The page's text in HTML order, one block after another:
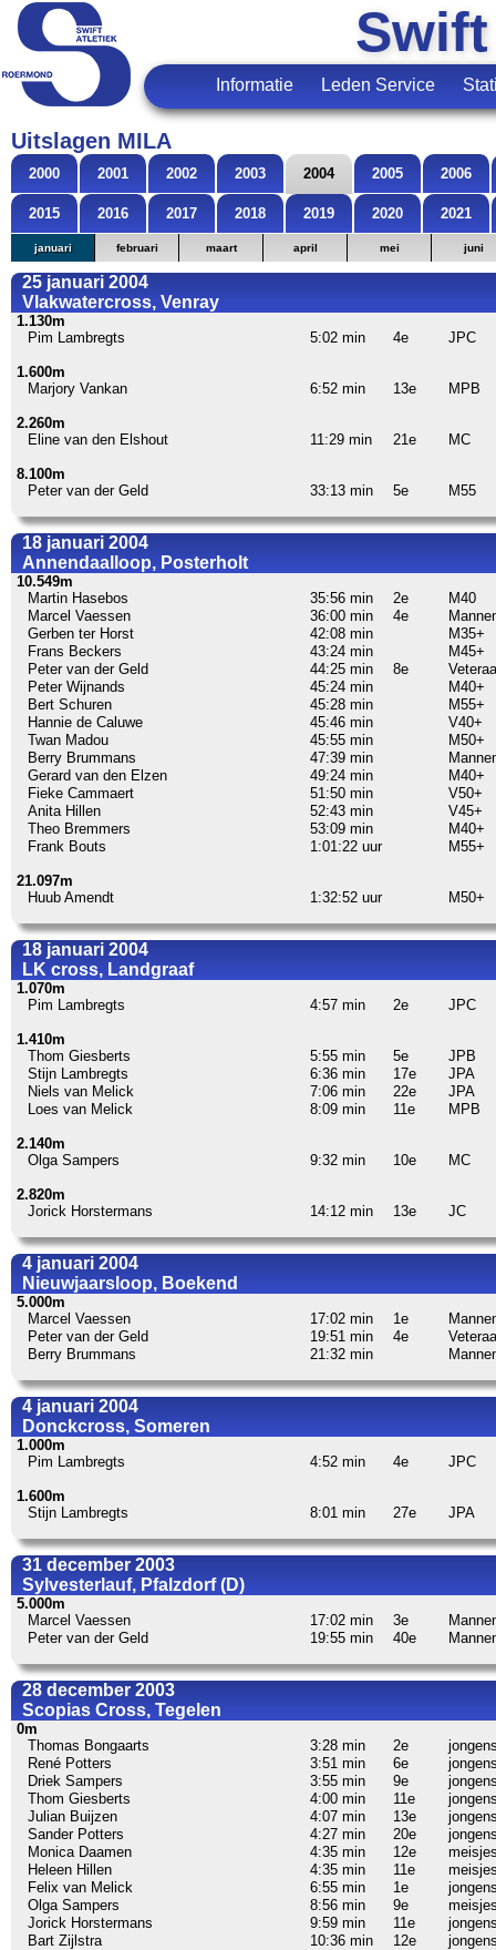
Informatie Leden Service
Uitslagen MILA
2000 2001 2002 2003 2004 2005 2006
2015 2016 2017 2018 2019 2020 2021
januari februari maart april mei juni
25 januari 2004
Vlakwatercross, Venray
1.130m
Pim Lambregts
5:02 min 4e JPC
1.600m
Marjory Vankan
6:52 min 13e MPB
2.260m
Eline van den Elshout
11:29 min 21e MC
8.100m
Peter van der Geld
33:13 min 5e M55
18 januari 2004
Annendaalloop, Posterholt
10.549m
Martin Hasebos
35:56 min 2e
M40
Marcel Vaessen
36:00 min 4e
Gerben ter Horst
42:08 min
M35+
Frans Beckers
43:24 min
M45+
Peter van der Geld
44:25 min 8e
Peter Wijnands
45:24 min
M40+
Bert Schuren
45:28 min
M55+
Hannie de Caluwe
45:46 min
V40+
Twan Madou
45:55 min
M50+
Berry Brummans
47:39 min
Gerard van den Elzen
49:24 min
M40+
Fieke Cammaert
51:50 min
V50+
Anita Hillen
52:43 min
V45+
Theo Bremmers
53:09 min
M40+
Frank Bouts
1:01:22 uur M55+
21.097m
Huub Amendt
1:32:52 uur M50+
18 januari 2004
LK cross, Landgraaf
1.070m
Pim Lambregts
4:57 min 2e JPC
1.410m
Thom Giesberts
5:55 min 5e
JPB
Stijn Lambregts
6:36 min 17e
JPA
Niels van Melick
7:06 min 22e
JPA
Loes van Melick
8:09 min 11e MPB
2.140m
Olga Sampers
9:32 min 10e MC
2.820m
Jorick Horstermans
14:12 min 13e JC
4 januari 2004
Nieuwjaarsloop, Boekend
5.000m
Marcel Vaessen
17:02 min 1e
Peter van der Geld
19:51 min 4e
Berry Brummans
21:32 min
4 januari 2004
Donckcross, Someren
1.000m
Pim Lambregts
4:52 min 4e JPC
1.600m
Stijn Lambregts
8:01 min 27e JPA
31 december 2003
Sylvesterlauf, Pfalzdorf (D)
5.000m
Marcel Vaessen
17:02 min 3e
Peter van der Geld
19:55 min 40e
28 december 2003
Scopias Cross, Tegelen
0m
Thomas Bongaarts
3:28 min 2e
René Potters
3:51 min 6e
Driek Sampers
3:55 min 9e
Thom Giesberts
4:00 min 11e
Julian Buijzen
4:07 min 13e
Sander Potters
4:27 min 20e
Monica Daamen
4:35 min 12e
Heleen Hillen
4:35 min 11e
Felix van Melick
6:55 min 1e
Olga Sampers
8:56 min 9e
Jorick Horstermans
9:59 min 11e
Bart Zijlstra
10:36 min 12e